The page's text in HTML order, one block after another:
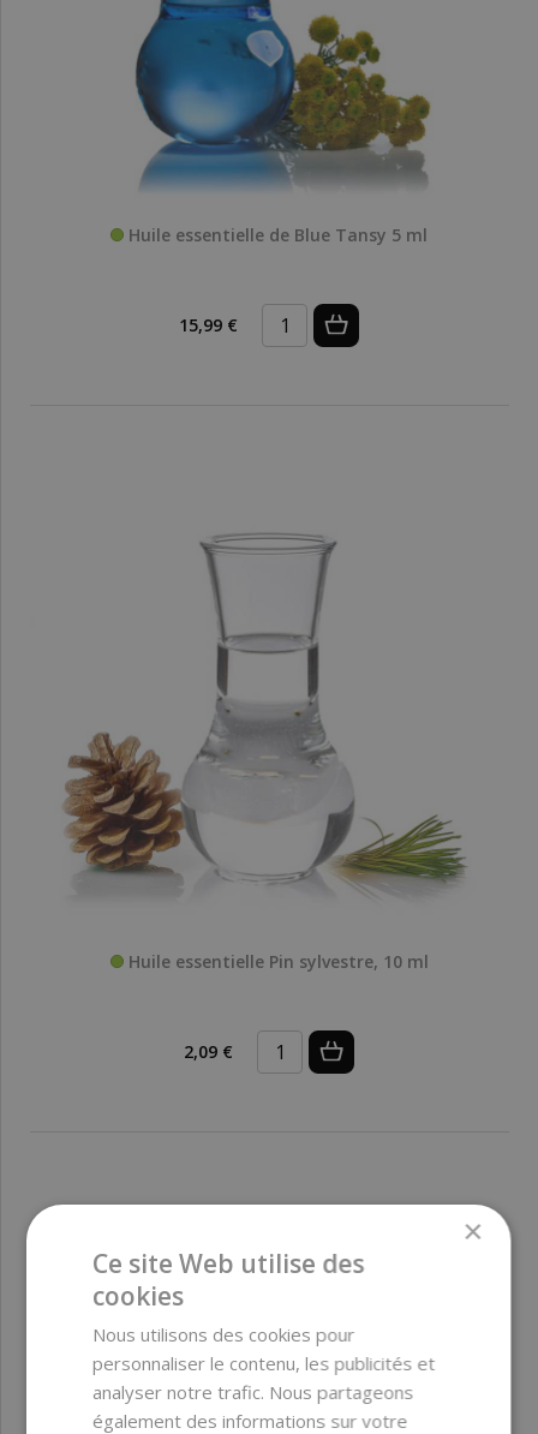
Huile essentielle de Blue Tansy 5 ml
15,99 €
Huile essentielle Pin sylvestre, 10 ml
2,09 €
×
Ce site Web utilise des
cookies
Nous utilisons des cookies pour
personnaliser le contenu, les publicités et
analyser notre trafic. Nous partageons
également des informations sur votre